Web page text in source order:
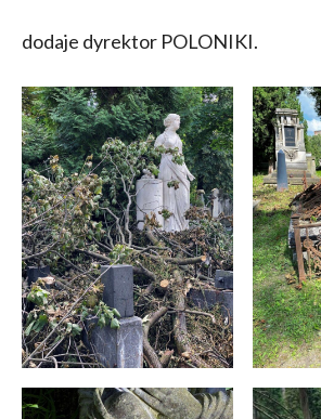
dodaje dyrektor POLONIKI.